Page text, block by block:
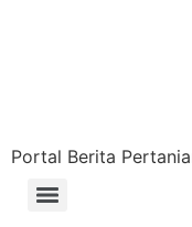
Portal Berita
Menu